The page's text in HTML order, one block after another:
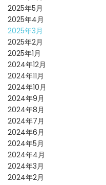
2025年5月
2025年4月
2025年3月
2025年2月
2025年1月
2024年12月
2024年11月
2024年10月
2024年9月
2024年8月
2024年7月
2024年6月
2024年5月
2024年4月
2024年3月
2024年2月